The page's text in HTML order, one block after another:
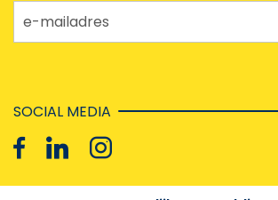
e-mailadres
SOCIAL MEDIA